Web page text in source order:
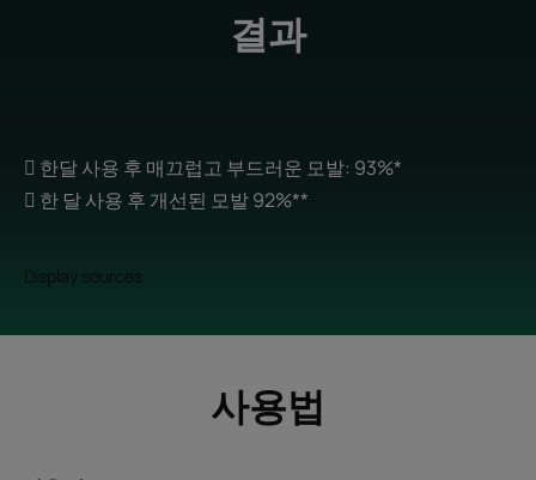
결과
 한달 사용 후 매끄럽고 부드러운 모발: 93%*
 한 달 사용 후 개선된 모발 92%**
Display sources
사용법